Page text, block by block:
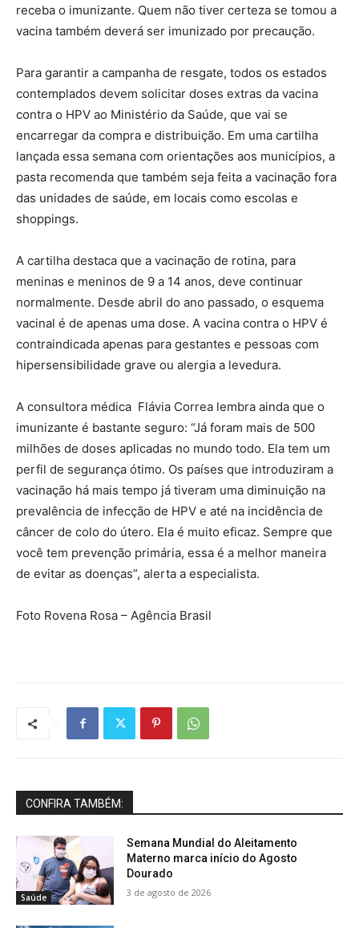
receba o imunizante. Quem não tiver certeza se tomou a
vacina também deverá ser imunizado por precaução.
Para garantir a campanha de resgate, todos os estados
contemplados devem solicitar doses extras da vacina
contra o HPV ao Ministério da Saúde, que vai se
encarregar da compra e distribuição. Em uma cartilha
lançada essa semana com orientações aos municípios, a
pasta recomenda que também seja feita a vacinação fora
das unidades de saúde, em locais como escolas e
shoppings.
A cartilha destaca que a vacinação de rotina, para
meninas e meninos de 9 a 14 anos, deve continuar
normalmente. Desde abril do ano passado, o esquema
vacinal é de apenas uma dose. A vacina contra o HPV é
contraindicada apenas para gestantes e pessoas com
hipersensibilidade grave ou alergia a levedura.
A consultora médica Flávia Correa lembra ainda que o
imunizante é bastante seguro: “Já foram mais de 500
milhões de doses aplicadas no mundo todo. Ela tem um
perfil de segurança ótimo. Os países que introduziram a
vacinação há mais tempo já tiveram uma diminuição na
prevalência de infecção de HPV e até na incidência de
câncer de colo do útero. Ela é muito eficaz. Sempre que
você tem prevenção primária, essa é a melhor maneira
de evitar as doenças”, alerta a especialista.
Foto Rovena Rosa – Agência Brasil
CONFIRA TAMBÉM:
Saúde
Semana Mundial do Aleitamento
Materno marca início do Agosto
Dourado
3 de agosto de 2026